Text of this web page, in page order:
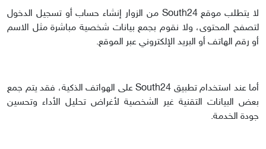
لا يتطلب موقع South24 من الزوار إنشاء حساب أو تسجيل الدخول
لتصفح المحتوى، ولا نقوم بجمع بيانات شخصية مباشرة مثل الاسم
أو رقم الهاتف أو البريد الإلكتروني عبر الموقع.
أما عند استخدام تطبيق South24 على الهواتف الذكية، فقد يتم جمع
بعض البيانات التقنية غير الشخصية لأغراض تحليل الأداء وتحسين
جودة الخدمة.